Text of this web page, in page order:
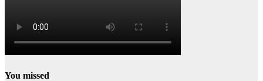
You missed